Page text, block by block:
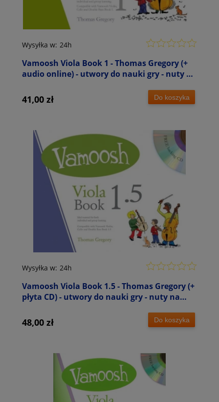
Vamoosh Viola Book 1 - Thomas Gregory (+
audio online) - utwory do nauki gry - nuty na
Wysyłka w: 24h
41,00 zł Do koszyka
Vamoosh Viola Book 1.5 - Thomas Gregory (+
płyta CD) - utwory do nauki gry - nuty na
Wysyłka w: 24h
48,00 zł Do koszyka